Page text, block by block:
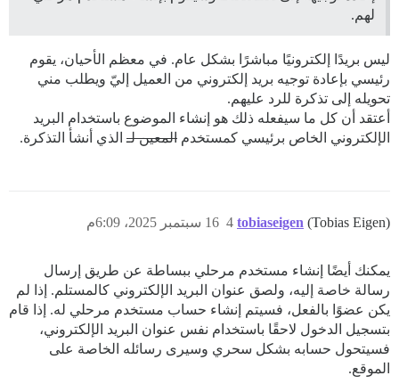
لهم.
ليس بريدًا إلكترونيًا مباشرًا بشكل عام. في معظم الأحيان، يقوم
رئيسي بإعادة توجيه بريد إلكتروني من العميل إليّ ويطلب مني
تحويله إلى تذكرة للرد عليهم.
أعتقد أن كل ما سيفعله ذلك هو إنشاء الموضوع باستخدام البريد
الإلكتروني الخاص برئيسي كمستخدم المعين لـ الذي أنشأ التذكرة.
tobiaseigen (Tobias Eigen) 16 سبتمبر 2025، 6:09م 4
يمكنك أيضًا إنشاء مستخدم مرحلي ببساطة عن طريق إرسال
رسالة خاصة إليه، ولصق عنوان البريد الإلكتروني كالمستلم. إذا لم
يكن عضوًا بالفعل، فسيتم إنشاء حساب مستخدم مرحلي له. إذا قام
بتسجيل الدخول لاحقًا باستخدام نفس عنوان البريد الإلكتروني،
فسيتحول حسابه بشكل سحري وسيرى رسائله الخاصة على
الموقع.